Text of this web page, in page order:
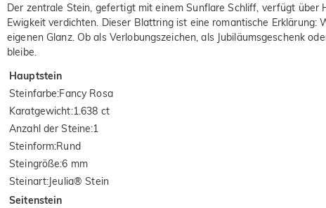
Der zentrale Stein, gefertigt mit einem Sunflare Schliff, verfügt über
Ewigkeit verdichten. Dieser Blattring ist eine romantische
eigenen Glanz. Ob als Verlobungszeichen, als Jubiläumsgeschenk
bleibe.
Hauptstein
Steinfarbe:Fancy Rosa
Karatgewicht:1.638 ct
Anzahl der Steine:1
Steinform:Rund
Steingröße:6 mm
Steinart:Jeulia® Stein
Seitenstein